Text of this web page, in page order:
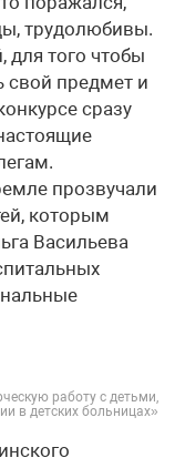
трудолюбивы.
для того чтобы
свой предмет и
сразу
прозвучали
которым
Васильева
работу с детьми,
в детских больницах»